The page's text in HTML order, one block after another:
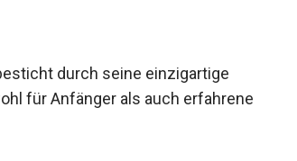
durch seine einzigartige
für Anfänger als auch erfahrene